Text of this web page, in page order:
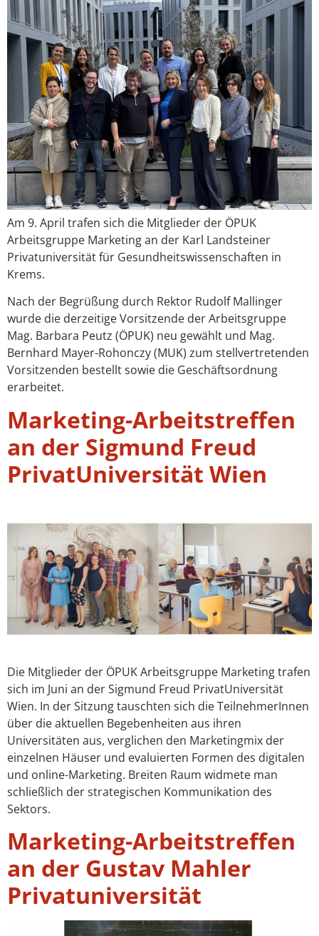
Am 9. April trafen sich die Mitglieder der ÖPUK
Arbeitsgruppe Marketing an der Karl Landsteiner
Privatuniversität für Gesundheitswissenschaften in
Krems.
Nach der Begrüßung durch Rektor Rudolf Mallinger
wurde die derzeitige Vorsitzende der Arbeitsgruppe
Mag. Barbara Peutz (ÖPUK) neu gewählt und Mag.
Bernhard Mayer-Rohonczy (MUK) zum stellvertretenden
Vorsitzenden bestellt sowie die Geschäftsordnung
erarbeitet.
Marketing-Arbeitstreffen
an der Sigmund Freud
PrivatUniversität Wien
Die Mitglieder der ÖPUK Arbeitsgruppe Marketing trafen
sich im Juni an der Sigmund Freud PrivatUniversität
Wien. In der Sitzung tauschten sich die TeilnehmerInnen
über die aktuellen Begebenheiten aus ihren
Universitäten aus, verglichen den Marketingmix der
einzelnen Häuser und evaluierten Formen des digitalen
und online-Marketing. Breiten Raum widmete man
schließlich der strategischen Kommunikation des
Sektors.
Marketing-Arbeitstreffen
an der Gustav Mahler
Privatuniversität